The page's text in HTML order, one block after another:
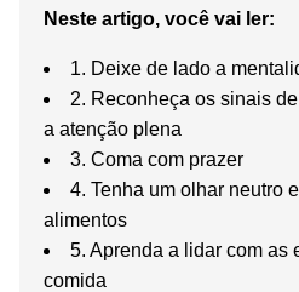
Neste artigo, você vai ler:
1. Deixe de lado a
2. Reconheça os sinais
a atenção plena
3. Coma com prazer
4. Tenha um olhar neutro
alimentos
5. Aprenda a lidar com as
comida